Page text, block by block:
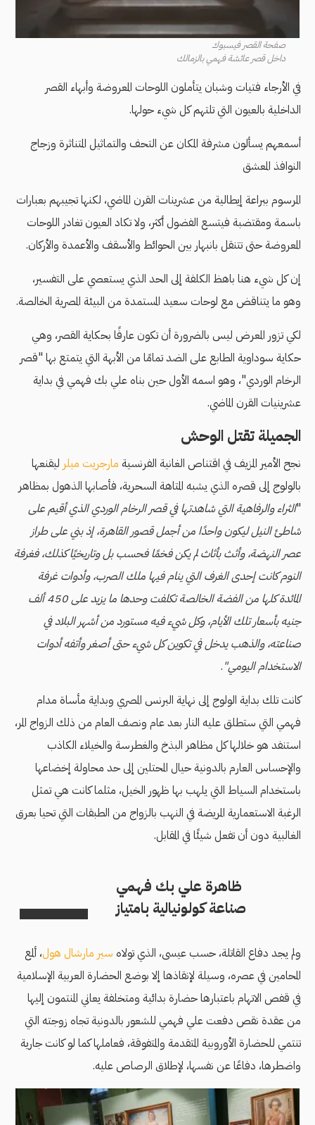
صفحة القصر فيسبوك
داخل قصر عائشة فهمي بالزمالك
في الأرجاء فتيات وشبان يتأملون اللوحات المعروضة وأبهاء القصر
الداخلية بالعيون التي تلتهم كل شيء حولها.
أسمعهم يسألون مشرفة المكان عن التحف والتماثيل المتناثرة وزجاج
النوافذ المعشق
المرسوم ببراعة إيطالية من عشرينات القرن الماضي، لكنها تجيبهم بعبارات
باسمة ومقتضبة فيتسع الفضول أكثر، ولا تكاد العيون تغادر اللوحات
المعروضة حتى تتنقل بانبهار بين الحوائط والأسقف والأعمدة والأركان.
إن كل شيء هنا باهظ الكلفة إلى الحد الذي يستعصي على التفسير،
وهو ما يتناقض مع لوحات سعيد المستمدة من البيئة المصرية الخالصة.
لكي تزور المعرض ليس بالضرورة أن تكون عارفًا بحكاية القصر، وهي
حكاية سوداوية الطابع على الضد تمامًا من الأبهة التي يتمتع بها "قصر
الرخام الوردي"، وهو اسمه الأول حين بناه علي بك فهمي في بداية
عشرينيات القرن الماضي.
الجميلة تقتل الوحش
نجح الأمير المزيففي اقتناص الغانية الفرنسية مارجريت ميلر ليقنعها
بالولوج إلى قصره الذي يشبه المتاهة السحرية، فأصابها الذهول بمظاهر
"الثراء والرفاهية التي شاهدتها في قصر الرخام الوردي الذي أقيم على
شاطئ النيل ليكون واحدًا من أجمل قصور القاهرة، إذ بني على طراز
عصر النهضة، وأثث بأثاث لم يكن فخمًا فحسب بل وتاريخيًا كذلك، فغرفة
النوم كانت إحدى الغرف التي ينام فيها ملك الصرب، وأدوات غرفة
المائدة كلها من الفضة الخالصة تكلفت وحدها ما يزيد على 450 ألف
جنيه بأسعار تلك الأيام، وكل شيء فيه مستورد من أشهر البلاد في
صناعته، والذهب يدخل في تكوين كل شيء حتى أصغر وأتفه أدوات
الاستخدام اليومي".
كانت تلك بداية الولوج إلى نهاية البرنس المصري وبداية مأساة مدام
فهمي التي ستطلق عليه النار بعد عام ونصف العام من ذلك الزواج المر،
استنفد هو خلالها كل مظاهر البذخ والغطرسة والخيلاء الكاذب
والإحساس العارم بالدونية حيال المحتلين إلى حد محاولة إخضاعها
باستخدام السياط التي يلهب بها ظهور الخيل، مثلما كانت هي تمثل
الرغبة الاستعمارية المريضة في النهب بالزواج من الطبقات التي تحيا بعرق
الغالبية دون أن تفعل شيئًا في المقابل.
ظاهرة علي بك فهمي
صناعة كولونيالية بامتياز
ولم يجد دفاع القاتلة، حسب عيسى، الذي تولاه سير مارشال هول، ألمع
المحامين في عصره، وسيلة لإنقاذها إلا بوضع الحضارة العربية الإسلامية
في قفص الاتهام باعتبارها حضارة بدائية ومتخلفة يعاني المنتمون إليها
من عقدة نقص دفعت علي فهمي للشعور بالدونية تجاه زوجته التي
تنتمي للحضارة الأوروبية المتقدمة والمتفوقة، فعاملها كما لو كانت جارية
واضطرها، دفاعًا عن نفسها، لإطلاق الرصاص عليه.